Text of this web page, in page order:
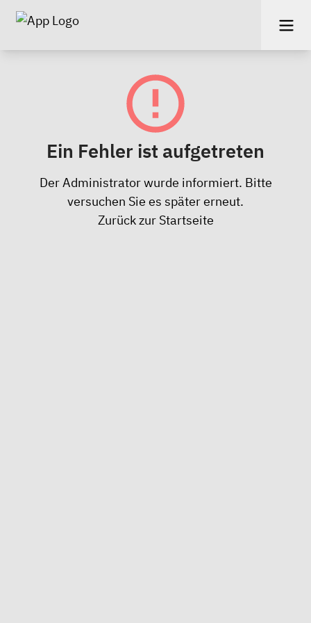
Ein Fehler ist aufgetreten
Der Administrator wurde informiert. Bitte
versuchen Sie es später erneut.
Zurück zur Startseite